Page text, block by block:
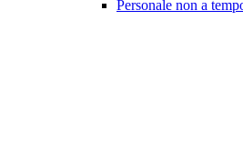
Personale non a